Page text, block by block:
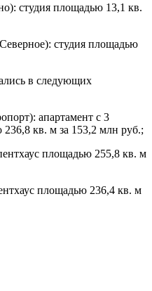
студия площадью 13,1 кв.
студия площадью
в следующих
апартамент с 3
кв. м за 153,2 млн руб.;
площадью 255,8 кв. м
площадью 236,4 кв. м